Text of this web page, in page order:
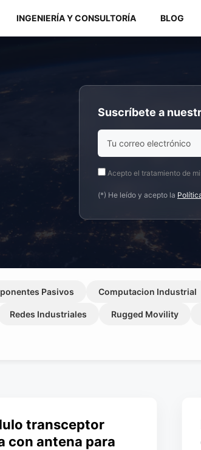
PC
INGENIERÍA Y CONSULTORÍA BLOG
Suscríbete a
Acepto el tratamiento de
(*) He leído y acepto la
Pasivos Computacion Industrial
Redes Industriales Rugged Movility
transceptor
con antena para